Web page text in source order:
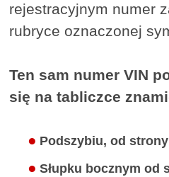
rejestracyjnym numer
rubryce oznaczonej
Ten sam numer VIN
się na tabliczce
Podszybiu, od
Słupku bocznym od